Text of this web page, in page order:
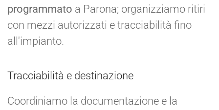
programmato a Parona; organizziamo ritiri
con mezzi autorizzati e tracciabilità fino
all'impianto.
Tracciabilità e destinazione
Coordiniamo la documentazione e la